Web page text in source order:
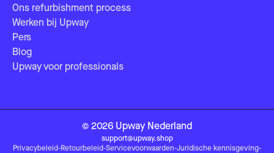
Ons refurbishment process
Werken bij Upway
Pers
Blog
Upway voor professionals
© 2026 Upway Nederland
support@upway.shop
Privacybeleid-Retourbeleid-Servicevoorwaarden-Juridische kennisgeving-